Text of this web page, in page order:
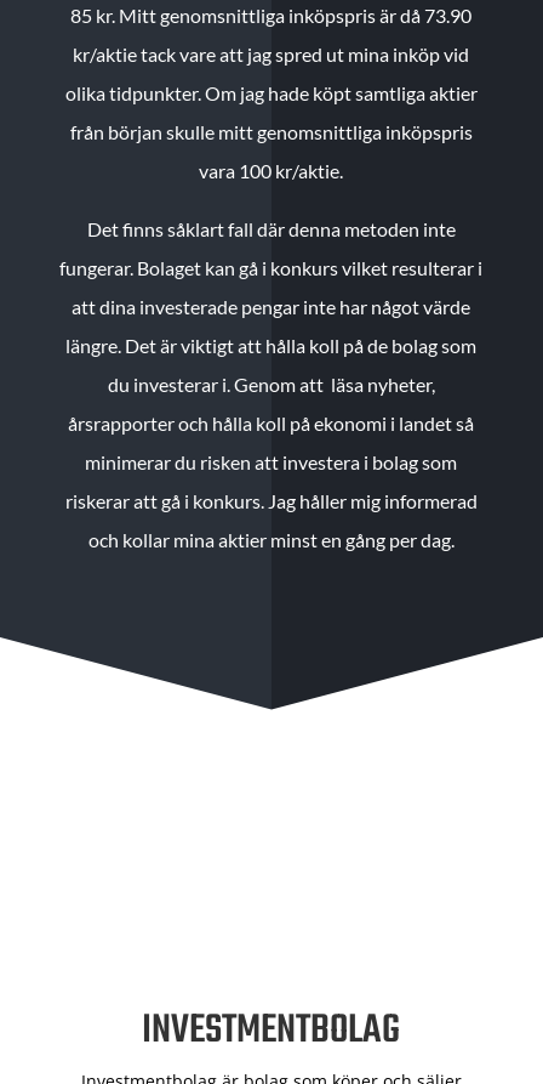
85 kr. Mitt genomsnittliga inköpspris är då 73.90
kr/aktie tack vare att jag spred ut mina inköp vid
olika tidpunkter. Om jag hade köpt samtliga aktier
från början skulle mitt genomsnittliga inköpspris
vara 100 kr/aktie.
Det finns såklart fall där denna metoden inte
fungerar. Bolaget kan gå i konkurs vilket resulterar i
att dina investerade pengar inte har något värde
längre. Det är viktigt att hålla koll på de bolag som
du investerar i. Genom att läsa nyheter,
årsrapporter och hålla koll på ekonomi i landet så
minimerar du risken att investera i bolag som
riskerar att gå i konkurs. Jag håller mig informerad
och kollar mina aktier minst en gång per dag.
INVESTMENTBOLAG